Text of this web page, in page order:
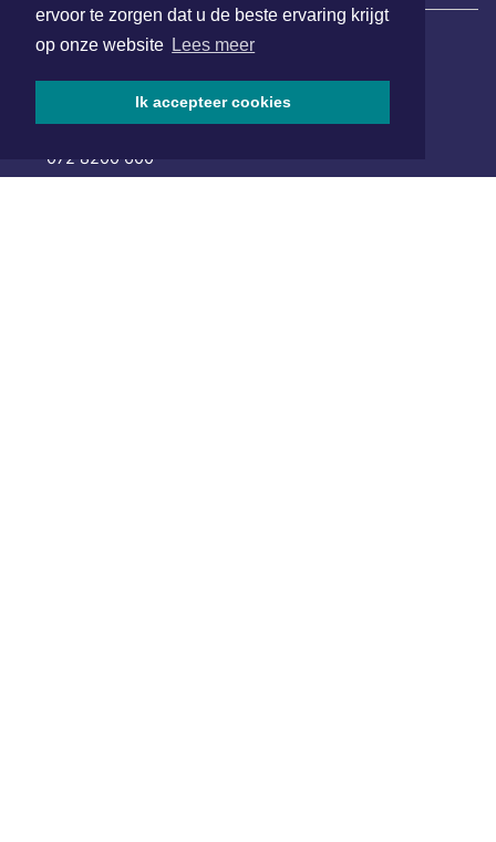
ervoor te zorgen dat u de beste ervaring krijgt
op onze website Lees meer
Ik accepteer cookies
van Benthuizenlaan 1
1701 BZ Heerhugowaard
072 8200 600